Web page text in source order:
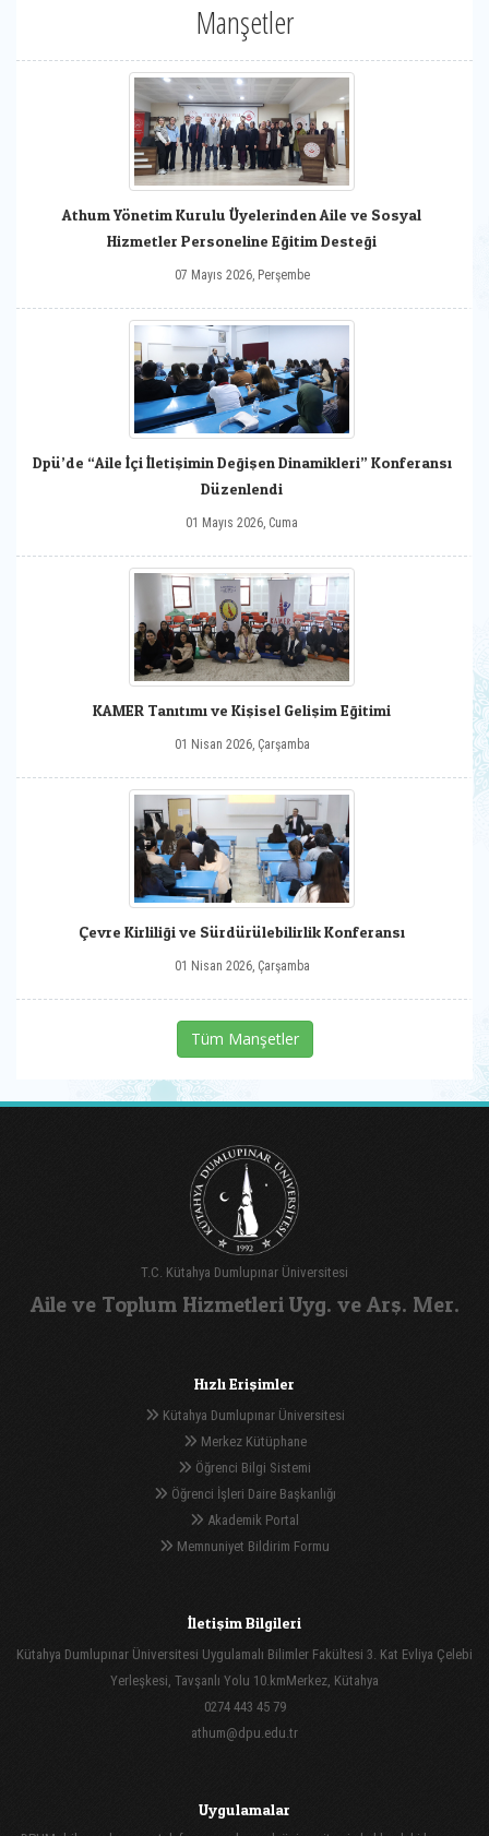
Manşetler
Athum Yönetim Kurulu Üyelerinden Aile ve Sosyal
Hizmetler Personeline Eğitim Desteği
07 Mayıs 2026, Perşembe
Dpü’de “Aile İçi İletişimin Değişen Dinamikleri” Konferansı
Düzenlendi
01 Mayıs 2026, Cuma
KAMER Tanıtımı ve Kişisel Gelişim Eğitimi
01 Nisan 2026, Çarşamba
Çevre Kirliliği ve Sürdürülebilirlik Konferansı
01 Nisan 2026, Çarşamba
Tüm Manşetler
T.C. Kütahya Dumlupınar Üniversitesi
Aile ve Toplum Hizmetleri Uyg. ve Arş. Mer.
Hızlı Erişimler
Kütahya Dumlupınar Üniversitesi
Merkez Kütüphane
Öğrenci Bilgi Sistemi
Öğrenci İşleri Daire Başkanlığı
Akademik Portal
Memnuniyet Bildirim Formu
İletişim Bilgileri
Kütahya Dumlupınar Üniversitesi Uygulamalı Bilimler Fakültesi 3. Kat Evliya Çelebi
Yerleşkesi, Tavşanlı Yolu 10.kmMerkez, Kütahya
0274 443 45 79
athum@dpu.edu.tr
Uygulamalar